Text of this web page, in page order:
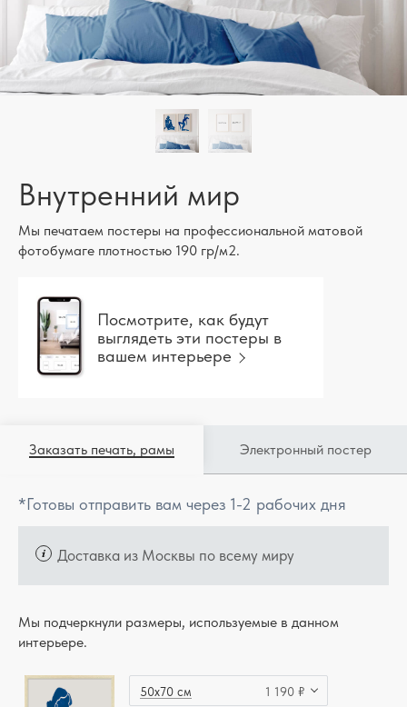
Внутренний мир
Мы печатаем постеры на профессиональной матовой
фотобумаге плотностью 190 гр/м2.
Посмотрите, как будут
выглядеть эти постеры в
вашем интерьере
Заказать печать, рамы Электронный постер
*Готовы отправить вам через 1-2 рабочих дня
Доставка из Москвы по всему миру
Мы подчеркнули размеры, используемые в данном
интерьере.
50x70 см 1 190 ₽